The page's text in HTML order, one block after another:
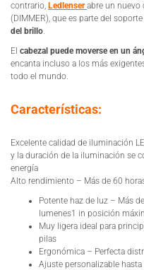
contrario, Ledlenserabre un nuevo
(DIMMER), que es parte del
del brillo.
El cabezal puede moverse en un
encanta incluso a los más
todo el mundo.
Características:
Excelente calidad de iluminación
y la duración de la iluminación se
energía
Alto rendimiento – Más de 60
Potente haz de luz – Más
lumenes1 in posición
Muy ligera ideal para
pilas
Ergonómica – Perfecta
Ajuste personalizable